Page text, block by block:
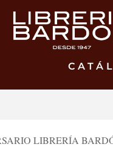
LIBRERÍA